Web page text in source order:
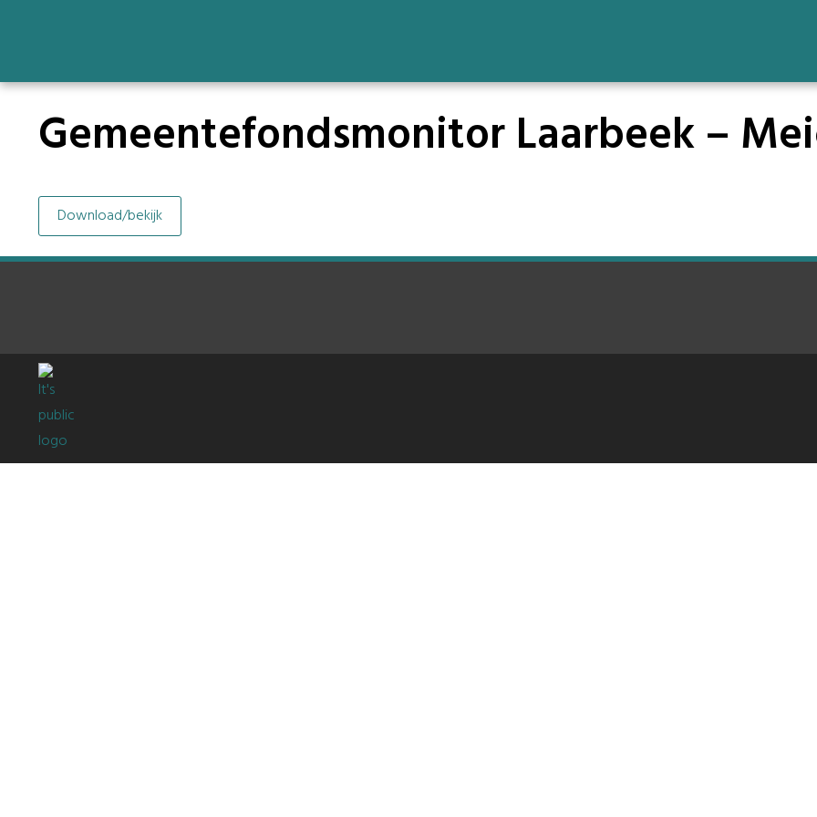
Gemeentefondsmonitor Laarbeek –
Download/bekijk